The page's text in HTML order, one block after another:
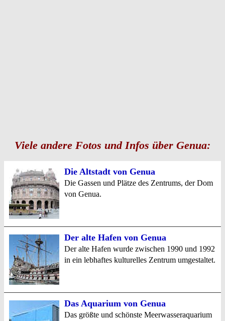
Viele andere Fotos und Infos über Genua:
Die Altstadt von Genua
Die Gassen und Plätze des Zentrums, der Dom
von Genua.
Der alte Hafen von Genua
Der alte Hafen wurde zwischen 1990 und 1992
in ein lebhaftes kulturelles Zentrum umgestaltet.
Das Aquarium von Genua
Das größte und schönste Meerwasseraquarium